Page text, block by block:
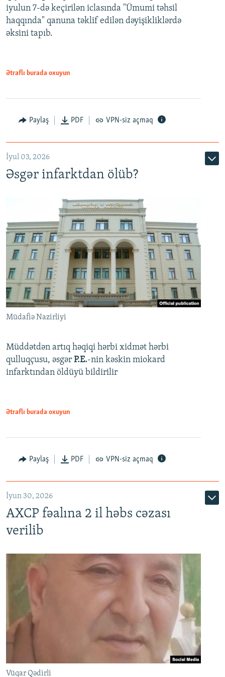
Auto 240p 360p 480p
720p 1080p
720p
iyulun 7-də keçirilən iclasında "Ümumi təhsil
haqqında" qanuna təklif edilən dəyişikliklərdə
əksini tapıb.
Ətraflı burada oxuyun
Paylaş PDF VPN-siz açmaq
İyul 03, 2026
Əsgər infarktdan ölüb?
Müdafiə Nazirliyi
Müddətdən artıq həqiqi hərbi xidmət hərbi
qulluqçusu, əsgər P.E.-nin kəskin miokard
infarktından öldüyü bildirilir
Ətraflı burada oxuyun
Paylaş PDF VPN-siz açmaq
İyun 30, 2026
AXCP fəalına 2 il həbs cəzası
verilib
Vüqar Qədirli